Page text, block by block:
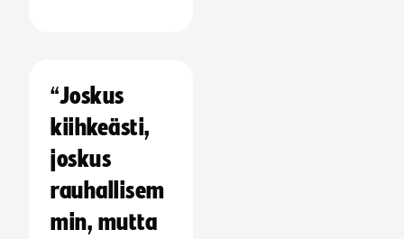
“Joskus
kiihkeästi,
joskus
rauhallisem
min, mutta